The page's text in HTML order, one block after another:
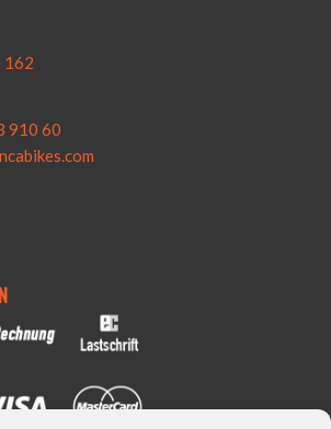
162
910 60